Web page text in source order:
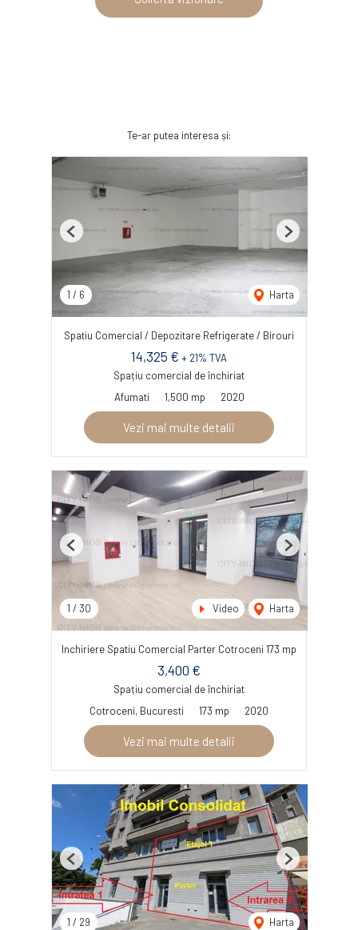
Te-ar putea interesa și:
1 / 6 Harta
Previous Next
Spatiu Comercial / Depozitare Refrigerate / Birouri
14,325 € + 21% TVA
Spațiu comercial de închiriat
Afumati
1,500 mp 2020
Vezi mai multe detalii
1 / 30 Video Harta
Previous Next
Inchiriere Spatiu Comercial Parter Cotroceni 173 mp
3,400 €
Spațiu comercial de închiriat
Cotroceni, Bucuresti
173 mp 2020
Vezi mai multe detalii
1 / 29 Harta
Previous Next